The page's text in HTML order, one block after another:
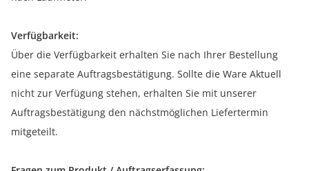
Verfügbarkeit:
Über die Verfügbarkeit erhalten Sie nach Ihrer Bestellung
eine separate Auftragsbestätigung. Sollte die Ware Aktuell
nicht zur Verfügung stehen, erhalten Sie mit unserer
Auftragsbestätigung den nächstmöglichen Liefertermin
mitgeteilt.